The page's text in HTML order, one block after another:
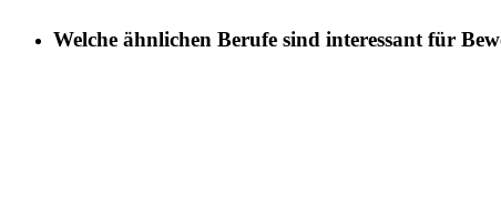
Welche ähnlichen Berufe sind interessant für